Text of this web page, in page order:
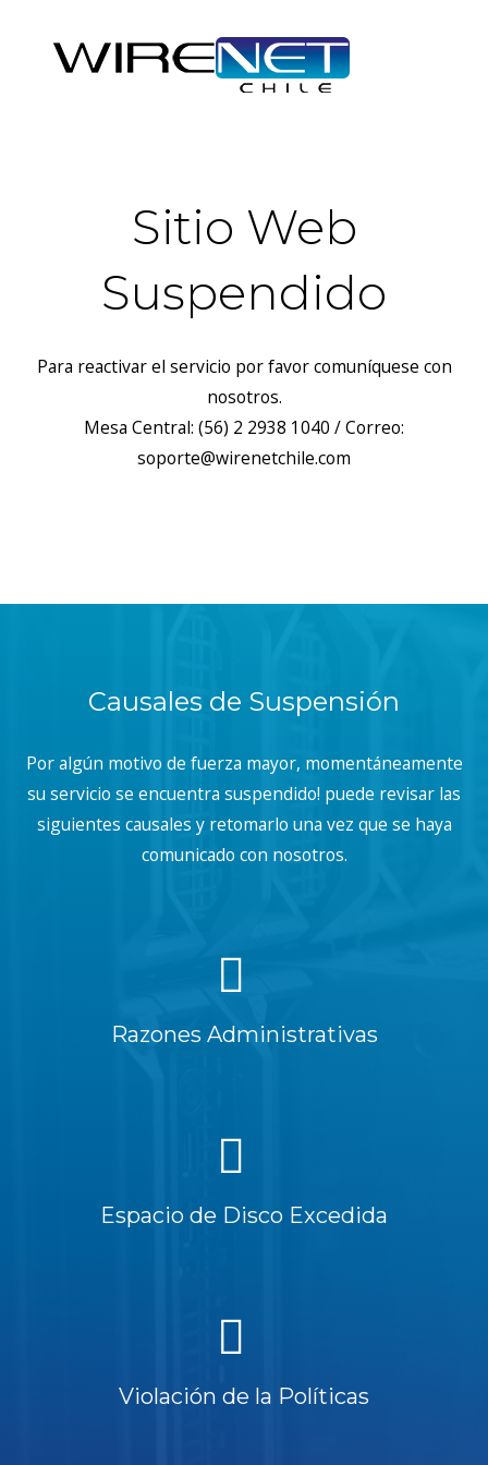
Sitio Web
Suspendido
Para reactivar el servicio por favor comuníquese con
nosotros.
Mesa Central: (56) 2 2938 1040 / Correo:
soporte@wirenetchile.com
Causales de Suspensión
Por algún motivo de fuerza mayor, momentáneamente
su servicio se encuentra suspendido! puede revisar las
siguientes causales y retomarlo una vez que se haya
comunicado con nosotros.
Razones Administrativas
Espacio de Disco Excedida
Violación de la Políticas